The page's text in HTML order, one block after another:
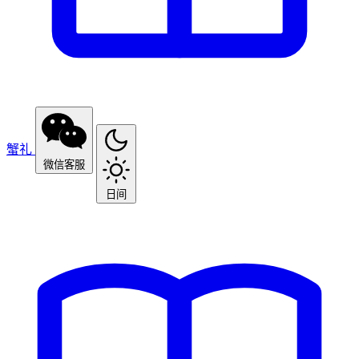
蟹礼
微信客服
日间